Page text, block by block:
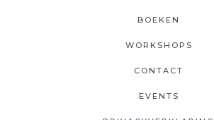
BOEKEN
WORKSHOPS
CONTACT
EVENTS